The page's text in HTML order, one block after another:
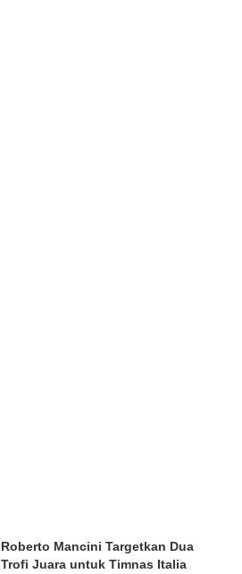
Roberto Mancini Targetkan Dua
Trofi Juara untuk Timnas Italia